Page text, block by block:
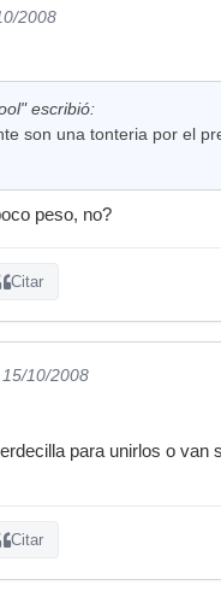
2008
escribió:
son una tonteria por el
peso, no?
Citar
10/2008
para unirlos o van
Citar